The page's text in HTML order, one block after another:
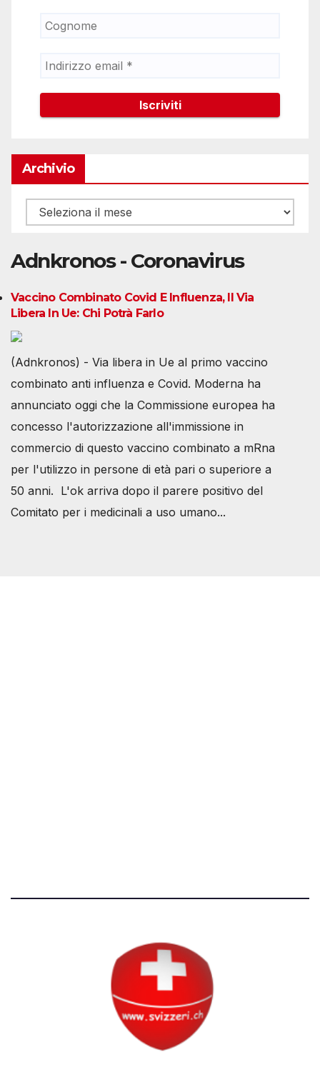
Archivio
Archivio
Adnkronos - Coronavirus
Vaccino Combinato Covid E Influenza, Il Via
Libera In Ue: Chi Potrà Farlo
(Adnkronos) - Via libera in Ue al primo vaccino
combinato anti influenza e Covid. Moderna ha
annunciato oggi che la Commissione europea ha
concesso l'autorizzazione all'immissione in
commercio di questo vaccino combinato a mRna
per l'utilizzo in persone di età pari o superiore a
50 anni. L'ok arriva dopo il parere positivo del
Comitato per i medicinali a uso umano...